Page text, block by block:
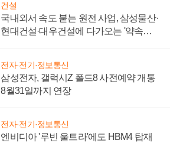
건설
국내외서 속도 붙는 원전 사업, 삼성물산·
현대건설·대우건설에 다가오는 '약속의
전자·전기·정보통신
삼성전자, 갤럭시Z 폴드8 사전예약 개통
8월31일까지 연장
전자·전기·정보통신
엔비디아 '루빈 울트라'에도 HBM4 탑재